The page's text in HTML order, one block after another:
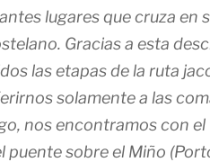
lugares que cruza en
Gracias a esta
las etapas de la ruta
solamente a las
nos encontramos con el
puente sobre el Miño